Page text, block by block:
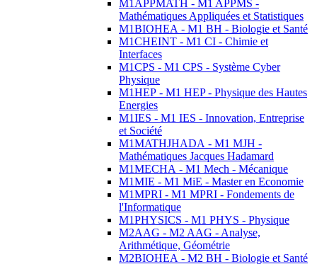
M1APPMATH - M1 APPMS -
Mathématiques Appliquées et Statistiques
M1BIOHEA - M1 BH - Biologie et Santé
M1CHEINT - M1 CI - Chimie et
Interfaces
M1CPS - M1 CPS - Système Cyber
Physique
M1HEP - M1 HEP - Physique des Hautes
Energies
M1IES - M1 IES - Innovation, Entreprise
et Société
M1MATHJHADA - M1 MJH -
Mathématiques Jacques Hadamard
M1MECHA - M1 Mech - Mécanique
M1MIE - M1 MiE - Master en Economie
M1MPRI - M1 MPRI - Fondements de
l'Informatique
M1PHYSICS - M1 PHYS - Physique
M2AAG - M2 AAG - Analyse,
Arithmétique, Géométrie
M2BIOHEA - M2 BH - Biologie et Santé